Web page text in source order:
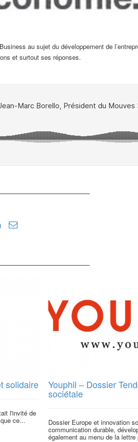
au sujet du développement de
et surtout ses réponses.
solidaire
l'invité de
ce...
Youphil – Dossier
sociétale
Dossier Europe et innovation
communication durable,
également au menu de la